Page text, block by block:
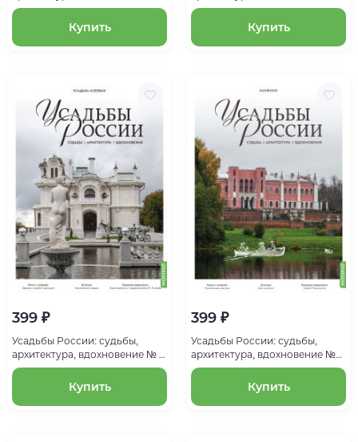
Усадьба Остафьево
Купить
Усадьба Павлова
Купить
399 ₽
Усадьбы России: судьбы,
архитектура, вдохновение № 5:
Усадьба Асеевых
Купить
399 ₽
Усадьбы России: судьбы,
архитектура, вдохновение №
4: Усадьба Марфино
Купить